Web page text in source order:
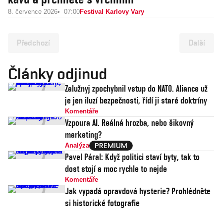
8. července 2026 07:00Festival Karlovy Vary
Předchozí Další
Články odjinud
Zalužnyj zpochybnil vstup do NATO. Aliance už
je jen iluzí bezpečnosti, řídí ji staré doktríny
Komentáře
Vzpoura AI. Reálná hrozba, nebo šikovný
marketing?
Analýza
Pavel Páral: Když politici staví byty, tak to
dost stojí a moc rychle to nejde
Komentáře
Jak vypadá opravdová hysterie? Prohlédněte
si historické fotografie